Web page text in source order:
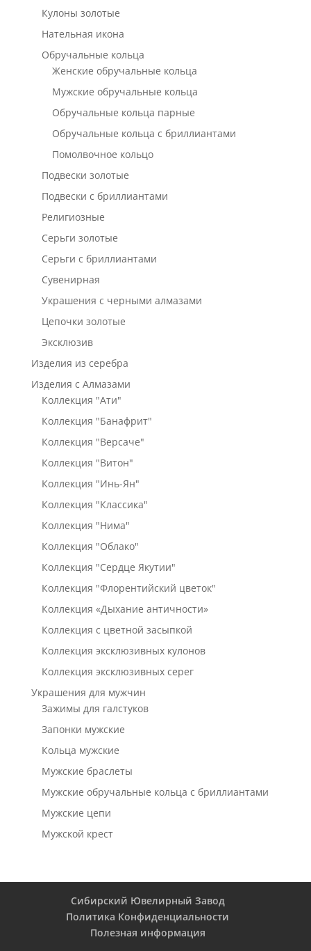
Кулоны золотые
Нательная икона
Обручальные кольца
Женские обручальные кольца
Мужские обручальные кольца
Обручальные кольца парные
Обручальные кольца с бриллиантами
Помолвочное кольцо
Подвески золотые
Подвески с бриллиантами
Религиозные
Серьги золотые
Серьги с бриллиантами
Сувенирная
Украшения с черными алмазами
Цепочки золотые
Эксклюзив
Изделия из серебра
Изделия с Алмазами
Коллекция "Ати"
Коллекция "Банафрит"
Коллекция "Версаче"
Коллекция "Витон"
Коллекция "Инь-Ян"
Коллекция "Классика"
Коллекция "Нима"
Коллекция "Облако"
Коллекция "Сердце Якутии"
Коллекция "Флорентийский цветок"
Коллекция «Дыхание античности»
Коллекция с цветной засыпкой
Коллекция эксклюзивных кулонов
Коллекция эксклюзивных серег
Украшения для мужчин
Зажимы для галстуков
Запонки мужские
Кольца мужские
Мужские браслеты
Мужские обручальные кольца с бриллиантами
Мужские цепи
Мужской крест
Сибирский Ювелирный Завод
Политика Конфиденциальности
Полезная информация